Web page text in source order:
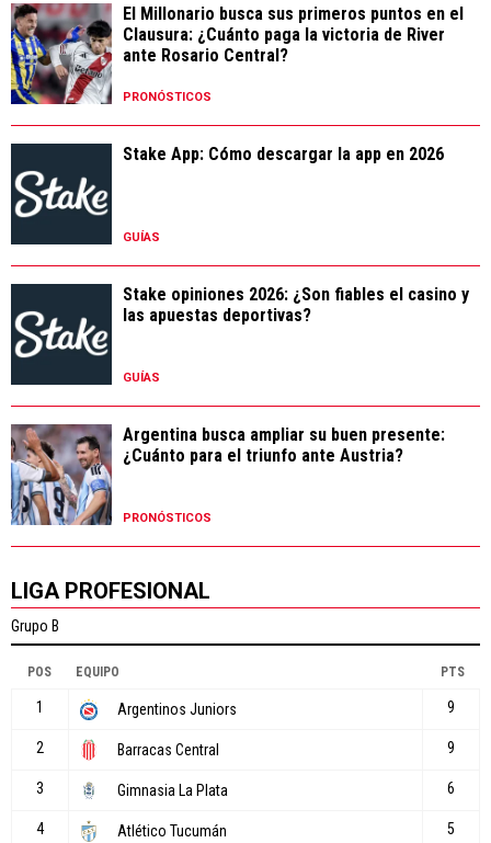
El Millonario busca sus primeros puntos en el
Clausura: ¿Cuánto paga la victoria de River
ante Rosario Central?
PRONÓSTICOS
Stake App: Cómo descargar la app en 2026
GUÍAS
Stake opiniones 2026: ¿Son fiables el casino y
las apuestas deportivas?
GUÍAS
Argentina busca ampliar su buen presente:
¿Cuánto para el triunfo ante Austria?
PRONÓSTICOS
LIGA PROFESIONAL